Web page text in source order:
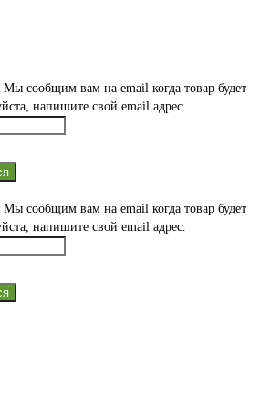
Мы сообщим вам на email когда товар будет
напишите свой email адрес.
Мы сообщим вам на email когда товар будет
напишите свой email адрес.